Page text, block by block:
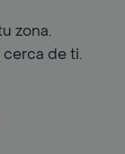
zona.
cerca de ti.